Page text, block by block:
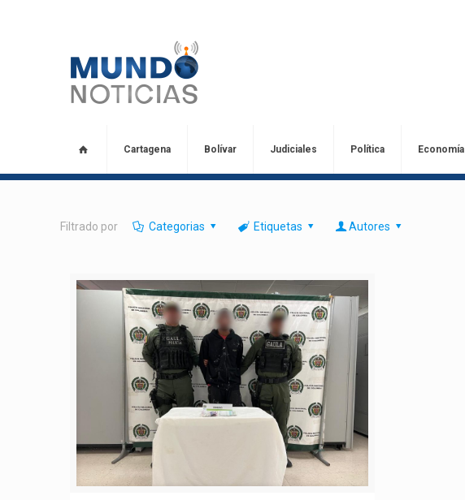
Cartagena Bolívar Judiciales Política Economía
Filtrado por Categorias Etiquetas Autores